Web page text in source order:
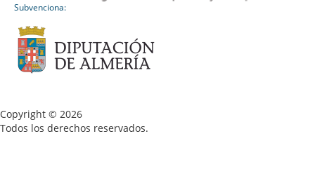
Subvenciona:
Copyright © 2026
Todos los derechos reservados.